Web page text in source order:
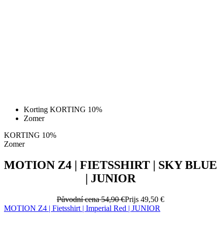
Korting KORTING 10%
Zomer
KORTING 10%
Zomer
MOTION Z4 | FIETSSHIRT | SKY BLUE
| JUNIOR
Původní cena54,90 €Prijs 49,50 €
MOTION Z4 | Fietsshirt | Imperial Red | JUNIOR